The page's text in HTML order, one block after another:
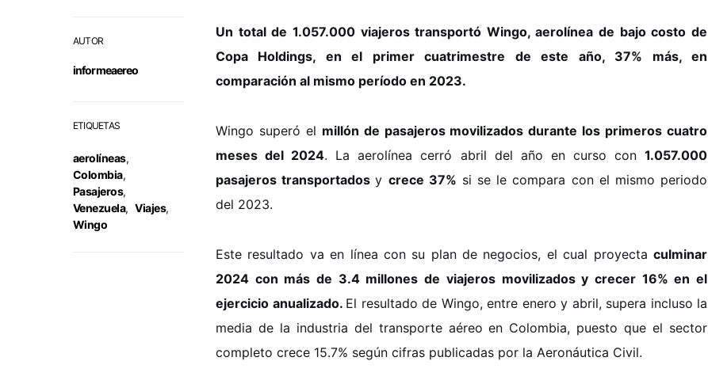
AUTOR
informeaereo
ETIQUETAS
aerolíneas,
Colombia,
Pasajeros,
Venezuela, Viajes,
Wingo
Un total de 1.057.000 viajeros transportó Wingo, aerolínea de bajo costo de
Copa Holdings, en el primer cuatrimestre de este año, 37% más, en
comparación al mismo período en 2023.
Wingo superó el millón de pasajeros movilizados durante los primeros cuatro
meses del 2024. La aerolínea cerró abril del año en curso con1.057.000
pasajeros transportadosy crece 37% si se le compara con el mismo periodo
del 2023.
Este resultado va en línea con su plan de negocios, el cual proyecta culminar
2024 con más de 3.4 millones de viajeros movilizados y crecer 16% en el
ejercicio anualizado. El resultado de Wingo, entre enero y abril, supera incluso la
media de la industria del transporte aéreo en Colombia, puesto que el sector
completo crece 15.7% según cifras publicadas por la Aeronáutica Civil.